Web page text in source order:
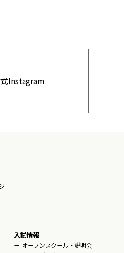
Instagram
入試情報
オープンスクール・説明会